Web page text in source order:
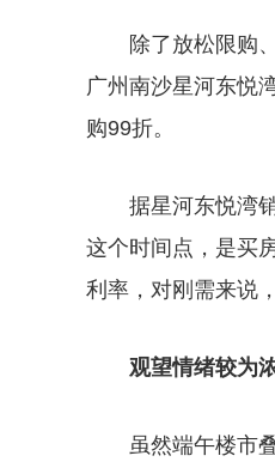
除了放松限购
广州南沙星河东悦
购99折。
据星河东悦湾
这个时间点，是买
利率，对刚需来说
观望情绪较为
虽然端午楼市